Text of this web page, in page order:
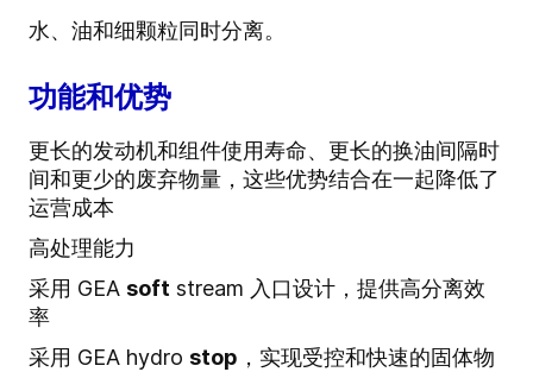
水、油和细颗粒同时分离。
功能和优势
更长的发动机和组件使用寿命、更长的换油间隔时
间和更少的废弃物量，这些优势结合在一起降低了
运营成本
高处理能力
采用 GEA soft stream 入口设计，提供高分离效
率
采用 GEA hydro stop ，实现受控和快速的固体物